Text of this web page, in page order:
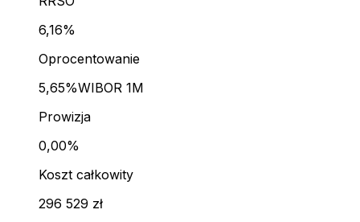
6,16%
Oprocentowanie
5,65%WIBOR 1M
Prowizja
0,00%
Koszt całkowity
296 529 zł